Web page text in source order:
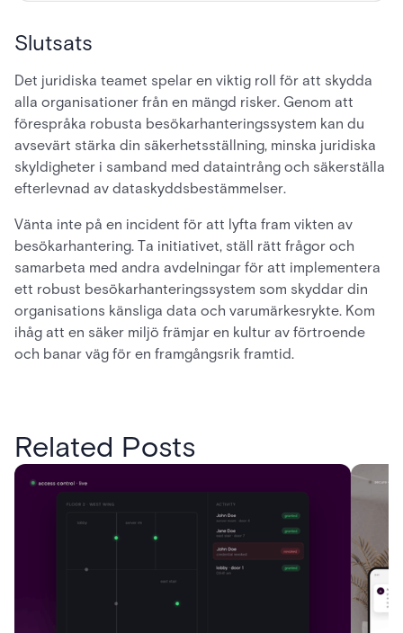
Slutsats
Det juridiska teamet spelar en viktig roll för att skydda
alla organisationer från en mängd risker. Genom att
förespråka robusta besökarhanteringssystem kan du
avsevärt stärka din säkerhetsställning, minska juridiska
skyldigheter i samband med dataintrång och säkerställa
efterlevnad av dataskyddsbestämmelser.
Vänta inte på en incident för att lyfta fram vikten av
besökarhantering. Ta initiativet, ställ rätt frågor och
samarbeta med andra avdelningar för att implementera
ett robust besökarhanteringssystem som skyddar din
organisations känsliga data och varumärkesrykte. Kom
ihåg att en säker miljö främjar en kultur av förtroende
och banar väg för en framgångsrik framtid.
Related Posts